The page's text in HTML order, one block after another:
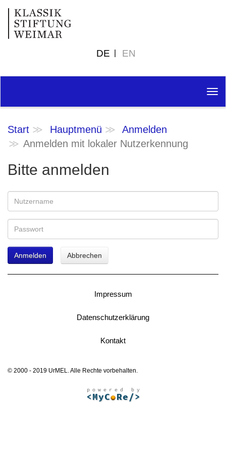
DE EN
Start Hauptmenü
Anmelden
Anmelden mit lokaler Nutzerkennung
Bitte anmelden
Anmelden Abbrechen
Impressum
Datenschutzerklärung
Kontakt
© 2000 - 2019 UrMEL. Alle Rechte vorbehalten.